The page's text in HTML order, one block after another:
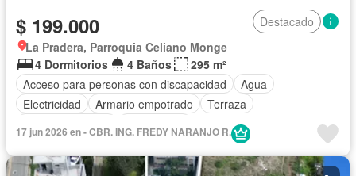
$ 199.000
Destacado
La Pradera, Parroquia Celiano Monge
4 Dormitorios
4 Baños
295 m²
Acceso para personas con discapacidad
Agua
Electricidad
Armario empotrado
Terraza
17 jun 2026 en - CBR. ING. FREDY NARANJO R.